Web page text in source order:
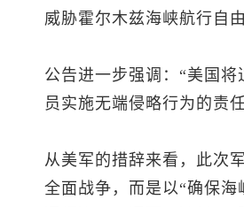
威胁霍尔木兹海峡航行自
公告进一步强调：“美国
员实施无端侵略行为的责
从美军的措辞来看，此次
全面战争，而是以“确保